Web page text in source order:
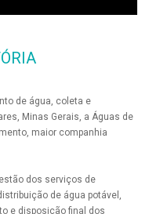
de água, coleta e
Minas Gerais, a Águas de
maior companhia
dos serviços de
de água potável,
e disposição final dos